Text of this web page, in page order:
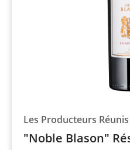
Les Producteurs Réunis
"Noble Blason"